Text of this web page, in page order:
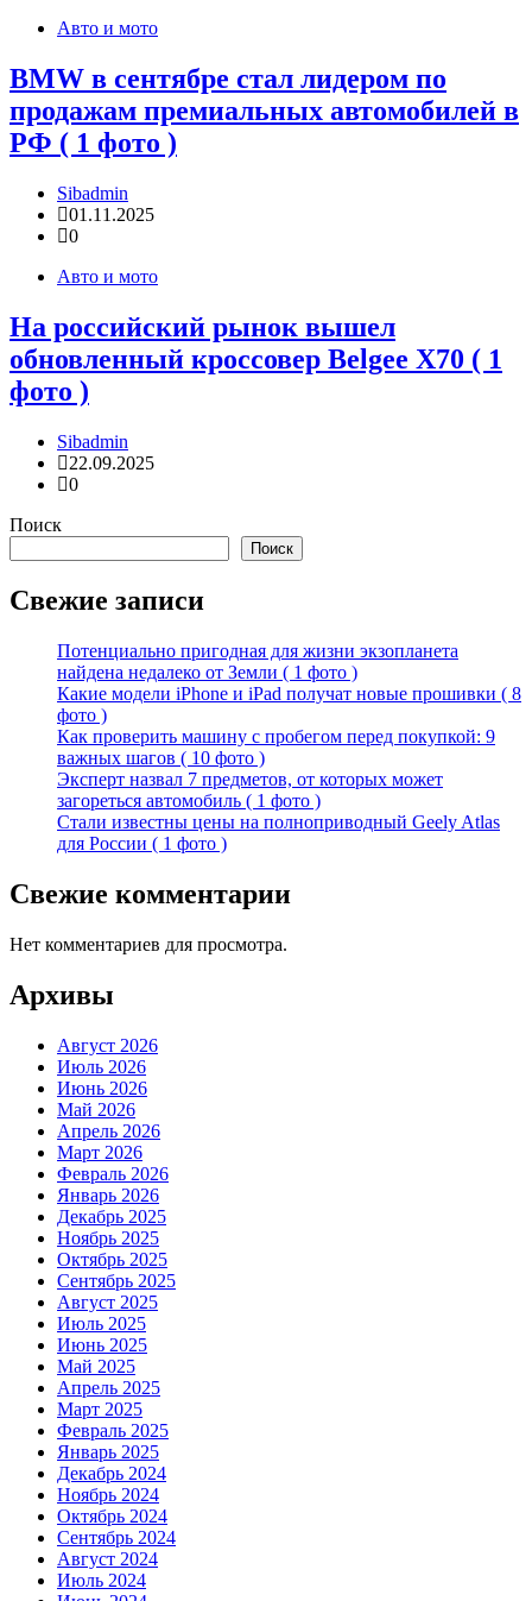
Авто и мото
BMW в сентябре стал лидером по
продажам премиальных автомобилей в
РФ ( 1 фото )
Sibadmin
01.11.2025
0
Авто и мото
На российский рынок вышел
обновленный кроссовер Belgee X70 ( 1
фото )
Sibadmin
22.09.2025
0
Поиск
Поиск
Свежие записи
Потенциально пригодная для жизни экзопланета
найдена недалеко от Земли ( 1 фото )
Какие модели iPhone и iPad получат новые прошивки ( 8
фото )
Как проверить машину с пробегом перед покупкой: 9
важных шагов ( 10 фото )
Эксперт назвал 7 предметов, от которых может
загореться автомобиль ( 1 фото )
Стали известны цены на полноприводный Geely Atlas
для России ( 1 фото )
Свежие комментарии
Нет комментариев для просмотра.
Архивы
Август 2026
Июль 2026
Июнь 2026
Май 2026
Апрель 2026
Март 2026
Февраль 2026
Январь 2026
Декабрь 2025
Ноябрь 2025
Октябрь 2025
Сентябрь 2025
Август 2025
Июль 2025
Июнь 2025
Май 2025
Апрель 2025
Март 2025
Февраль 2025
Январь 2025
Декабрь 2024
Ноябрь 2024
Октябрь 2024
Сентябрь 2024
Август 2024
Июль 2024